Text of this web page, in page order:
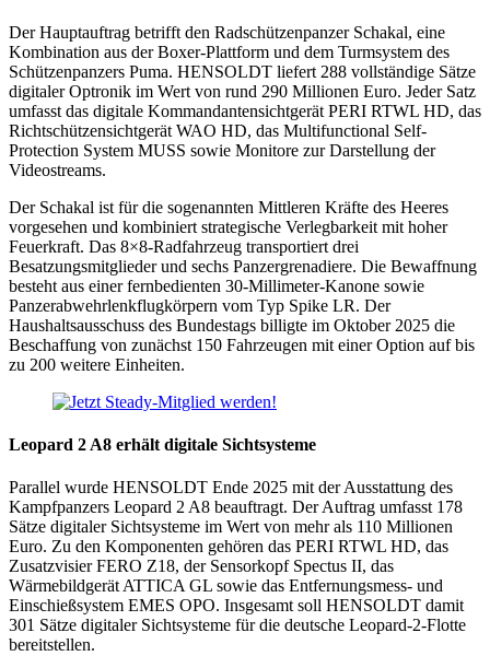
Der Hauptauftrag betrifft den Radschützenpanzer Schakal, eine
Kombination aus der Boxer-Plattform und dem Turmsystem des
Schützenpanzers Puma. HENSOLDT liefert 288 vollständige Sätze
digitaler Optronik im Wert von rund 290 Millionen Euro. Jeder Satz
umfasst das digitale Kommandantensichtgerät PERI RTWL HD, das
Richtschützensichtgerät WAO HD, das Multifunctional Self-
Protection System MUSS sowie Monitore zur Darstellung der
Videostreams.
Der Schakal ist für die sogenannten Mittleren Kräfte des Heeres
vorgesehen und kombiniert strategische Verlegbarkeit mit hoher
Feuerkraft. Das 8×8-Radfahrzeug transportiert drei
Besatzungsmitglieder und sechs Panzergrenadiere. Die Bewaffnung
besteht aus einer fernbedienten 30-Millimeter-Kanone sowie
Panzerabwehrlenkflugkörpern vom Typ Spike LR. Der
Haushaltsausschuss des Bundestags billigte im Oktober 2025 die
Beschaffung von zunächst 150 Fahrzeugen mit einer Option auf bis
zu 200 weitere Einheiten.
Leopard 2 A8 erhält digitale Sichtsysteme
Parallel wurde HENSOLDT Ende 2025 mit der Ausstattung des
Kampfpanzers Leopard 2 A8 beauftragt. Der Auftrag umfasst 178
Sätze digitaler Sichtsysteme im Wert von mehr als 110 Millionen
Euro. Zu den Komponenten gehören das PERI RTWL HD, das
Zusatzvisier FERO Z18, der Sensorkopf Spectus II, das
Wärmebildgerät ATTICA GL sowie das Entfernungsmess- und
Einschießsystem EMES OPO. Insgesamt soll HENSOLDT damit
301 Sätze digitaler Sichtsysteme für die deutsche Leopard-2-Flotte
bereitstellen.